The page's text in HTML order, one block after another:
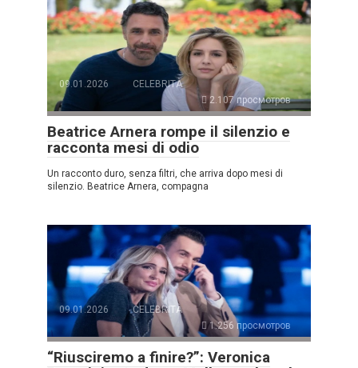
09.01.2026
CELEBRITÀ
2.107 просмотров
Beatrice Arnera rompe il silenzio e
racconta mesi di odio
Un racconto duro, senza filtri, che arriva dopo mesi di
silenzio. Beatrice Arnera, compagna
09.01.2026
CELEBRITÀ
1.256 просмотров
“Riusciremo a finire?”: Veronica